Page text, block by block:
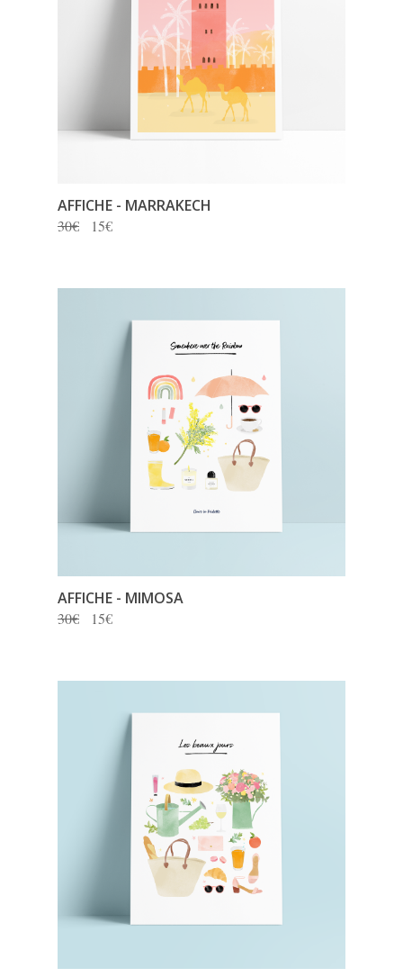
AFFICHE - MARRAKECH
30€ 15€
AFFICHE - MIMOSA
30€ 15€